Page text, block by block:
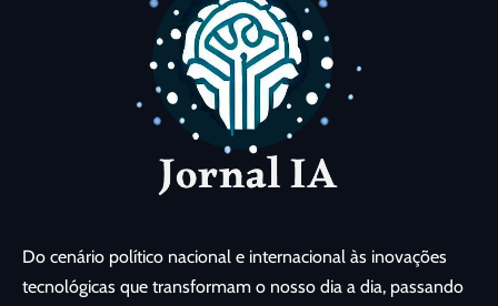
Do cenário político nacional e internacional às inovações
tecnológicas que transformam o nosso dia a dia, passando